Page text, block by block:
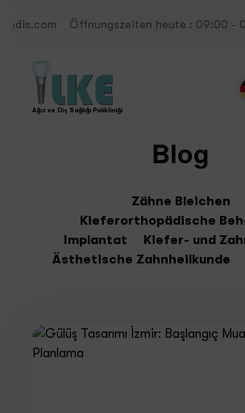
: 09:00 - 00:00 OPEN Address :
Ağız ve Diş Sağlığı Polikliniği
Blog
Zähne Bleichen
Kieferorthopädische
Implantat
Kiefer- und
Ästhetische Zahnheilkunde